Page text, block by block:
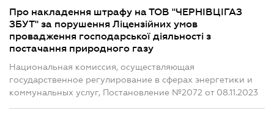
Про накладення штрафу на ТОВ "ЧЕРНІВЦІГАЗ
ЗБУТ" за порушення Ліцензійних умов
провадження господарської діяльності з
постачання природного газу
Национальная комиссия, осуществляющая
государственное регулирование в сферах энергетики и
коммунальных услуг, Постановление №2072 от 08.11.2023